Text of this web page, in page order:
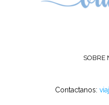
SOBRE
Contactanos: